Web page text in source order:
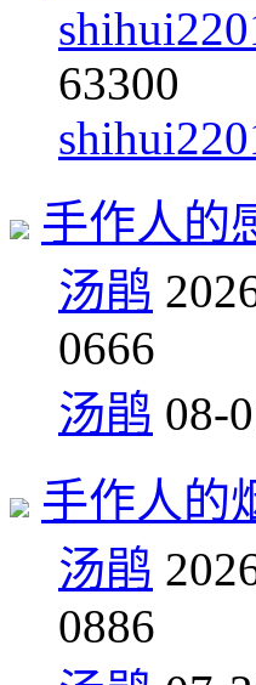
63300
手作人的
汤鹃
0666
汤鹃 08-
手作人的
汤鹃
0886